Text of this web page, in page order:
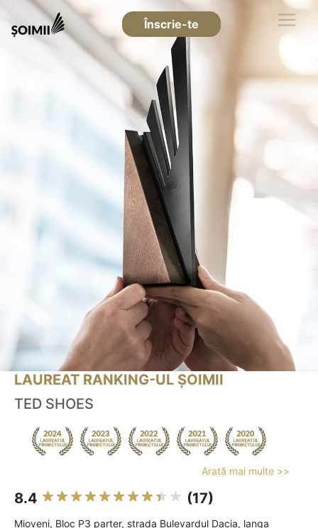
Înscrie-te
LAUREAT RANKING-UL ȘOIMII
TED SHOES
Arată mai multe >>
8.4 (17)
Mioveni, Bloc P3 parter, strada Bulevardul Dacia, langa